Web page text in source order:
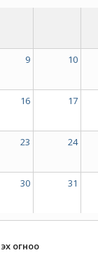
9 10
16 17
23 24
30 31
огноо